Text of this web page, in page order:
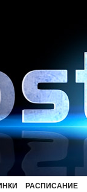
РАСПИСАНИЕ